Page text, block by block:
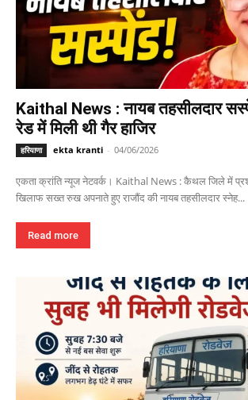
Kaithal News : नायब तहसीलदार
रेड में मिली थी गैर हाजिर
हरियाणा ekta kranti - 04/06/2026
एकता क्रांति न्यूज नेटवर्क। Kaithal News : कैथल जिले में
खिलाफ सख्त रुख अपनाते हुए राजौंद की नायब तहसीलदार स्नेह...
Read more